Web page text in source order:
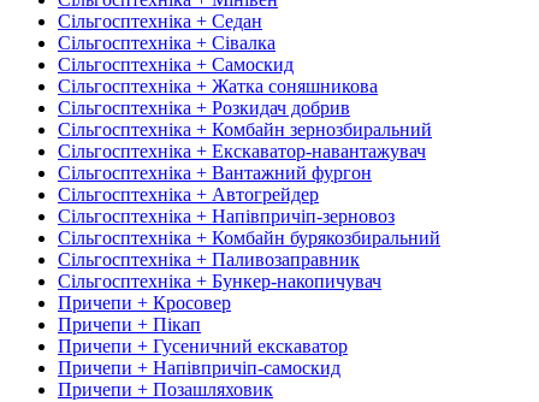
Сільгосптехніка + Седан
Сільгосптехніка + Сівалка
Сільгосптехніка + Самоскид
Сільгосптехніка + Жатка соняшникова
Сільгосптехніка + Розкидач добрив
Сільгосптехніка + Комбайн зернозбиральний
Сільгосптехніка + Екскаватор-навантажувач
Сільгосптехніка + Вантажний фургон
Сільгосптехніка + Автогрейдер
Сільгосптехніка + Напівпричіп-зерновоз
Сільгосптехніка + Комбайн бурякозбиральний
Сільгосптехніка + Паливозаправник
Сільгосптехніка + Бункер-накопичувач
Причепи + Кросовер
Причепи + Пікап
Причепи + Гусеничний екскаватор
Причепи + Напівпричіп-самоскид
Причепи + Позашляховик